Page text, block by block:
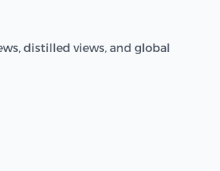
distilled views, and global